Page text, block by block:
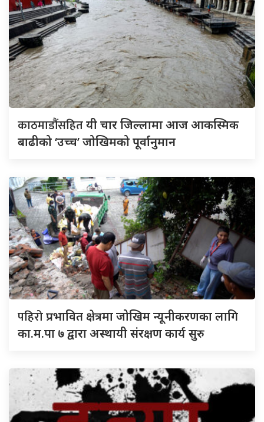
काठमाडौंसहितयी चार जिल्लामा आज आकस्मिक
बाढीको ‘उच्च’ जोखिमको पूर्वानुमान
पहिरोप्रभावित क्षेत्रमा जोखिम न्यूनीकरणका लागि
का.म.पा ७ द्वारा अस्थायी संरक्षण कार्य सुरु